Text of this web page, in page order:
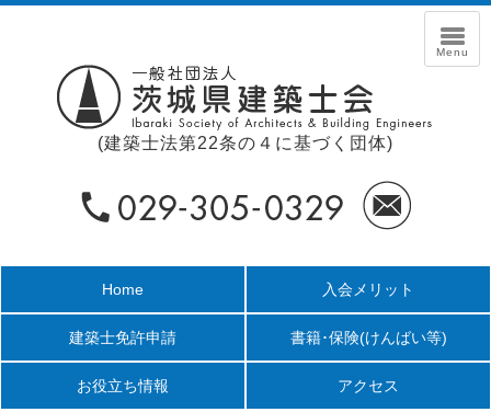
(建築士法第22条の４に基づく団体)
Home 入会メリット
建築士免許申請 書籍･保険(けんばい等)
お役立ち情報 アクセス